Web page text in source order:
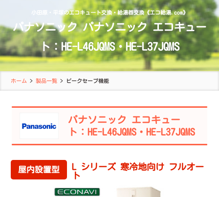
小田原・平塚のエコキュート交換・給湯器交換《エコ給湯.com》
パナソニック パナソニック エコキュー
ト：HE-L46JQMS・HE-L37JQMS
ホーム >製品一覧 > ピークセーブ機能
パナソニック エコキュー
ト：HE-L46JQMS・HE-L37JQMS
屋内設置型
L シリーズ 寒冷地向け フルオー
ト